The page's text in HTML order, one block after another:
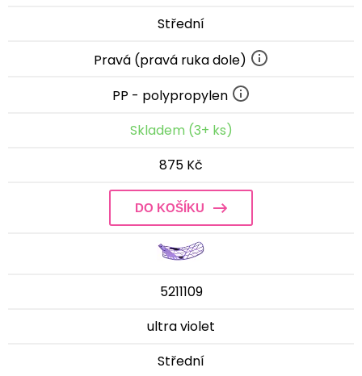
Střední
Pravá (pravá ruka dole)
PP - polypropylen
Skladem (3+ ks)
875 Kč
DO KOŠÍKU
5211109
ultra violet
Střední